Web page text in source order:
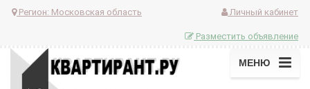
Регион: Московская область Личный кабинет
Разместить объявление
МЕНЮ